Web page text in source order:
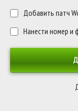
Добавить патч
Нанести номер и